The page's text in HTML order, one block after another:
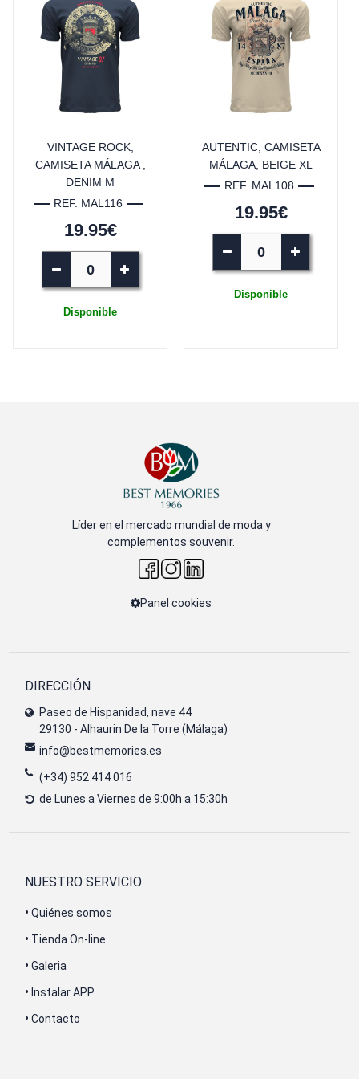
VINTAGE ROCK,
CAMISETA MÁLAGA ,
DENIM M
REF. MAL116
19.95€
Disponible
AUTENTIC, CAMISETA
MÁLAGA, BEIGE XL
REF. MAL108
19.95€
Disponible
Líder en el mercado mundial de moda y
complementos souvenir.
Panel cookies
DIRECCIÓN
Paseo de Hispanidad, nave 44
29130 - Alhaurin De la Torre (Málaga)
info@bestmemories.es
(+34) 952 414 016
de Lunes a Viernes de 9:00h a 15:30h
NUESTRO SERVICIO
• Quiénes somos
• Tienda On-line
• Galeria
• Instalar APP
• Contacto